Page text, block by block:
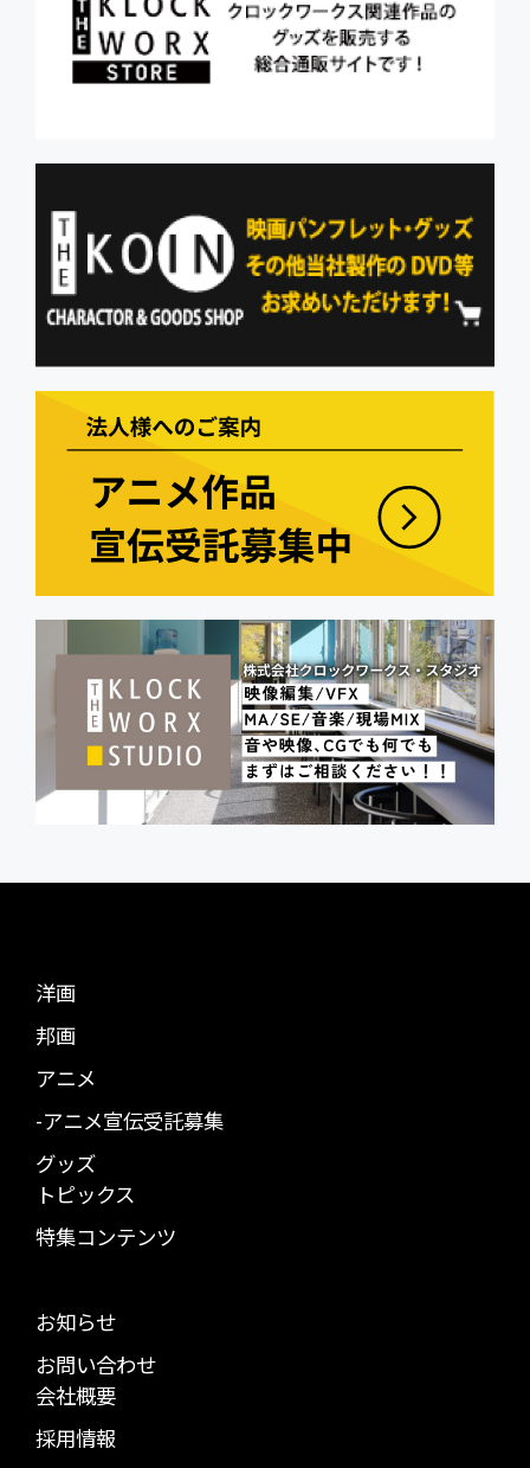
洋画
邦画
アニメ
-アニメ宣伝受託募集
グッズ
トピックス
特集コンテンツ
お知らせ
お問い合わせ
会社概要
採用情報